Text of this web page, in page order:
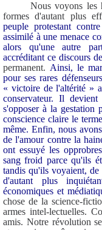
Nous voyons les
formes d'autant plus
peuple protestant
assimilé à une menace
alors qu'une autre
accréditant ce discours
permanent. Ainsi, le
pour ses rares
« victoire de l'altérité »
conservateur. Il
s'opposer à la gestation
conscience claire le
même. Enfin, nous
de l'amour contre la
ont essuyé les
sang froid parce qu'ils
tandis qu'ils voyaient, de
d'autant plus
économiques et
chose de la science-
armes intel-lectuelles.
amis. Notre révolution